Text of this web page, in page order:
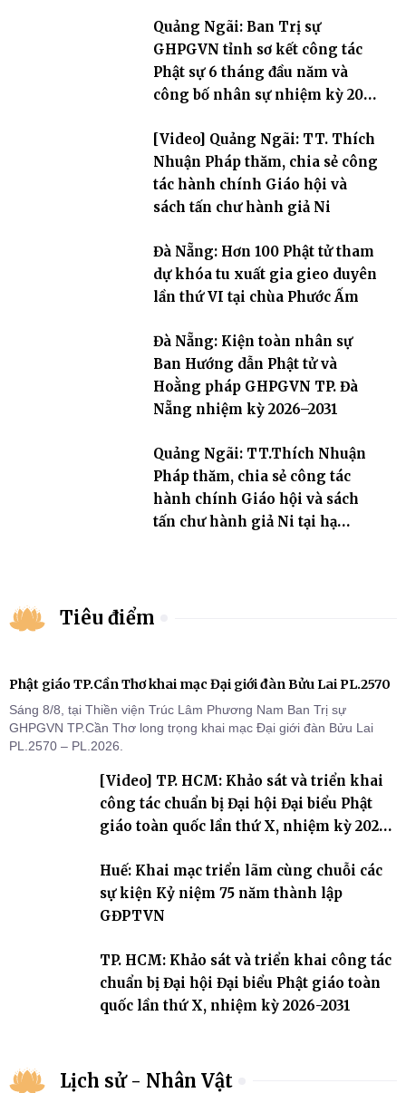
Quảng Ngãi: Ban Trị sự
GHPGVN tỉnh sơ kết công tác
Phật sự 6 tháng đầu năm và
công bố nhân sự nhiệm kỳ 2026
[Video] Quảng Ngãi: TT. Thích
Nhuận Pháp thăm, chia sẻ công
tác hành chính Giáo hội và
sách tấn chư hành giả Ni
Đà Nẵng: Hơn 100 Phật tử tham
dự khóa tu xuất gia gieo duyên
lần thứ VI tại chùa Phước Ấm
Đà Nẵng: Kiện toàn nhân sự
Ban Hướng dẫn Phật tử và
Hoằng pháp GHPGVN TP. Đà
Nẵng nhiệm kỳ 2026–2031
Quảng Ngãi: TT.Thích Nhuận
Pháp thăm, chia sẻ công tác
hành chính Giáo hội và sách
tấn chư hành giả Ni tại hạ
Tiêu điểm
Phật giáo TP.Cần Thơ khai mạc Đại giới đàn Bửu Lai PL.2570
Sáng 8/8, tại Thiền viện Trúc Lâm Phương Nam Ban Trị sự
GHPGVN TP.Cần Thơ long trọng khai mạc Đại giới đàn Bửu Lai
PL.2570 – PL.2026.
[Video] TP. HCM: Khảo sát và triển khai
công tác chuẩn bị Đại hội Đại biểu Phật
giáo toàn quốc lần thứ X, nhiệm kỳ 2026-
Huế: Khai mạc triển lãm cùng chuỗi các
sự kiện Kỷ niệm 75 năm thành lập
GĐPTVN
TP. HCM: Khảo sát và triển khai công tác
chuẩn bị Đại hội Đại biểu Phật giáo toàn
quốc lần thứ X, nhiệm kỳ 2026-2031
Lịch sử - Nhân Vật